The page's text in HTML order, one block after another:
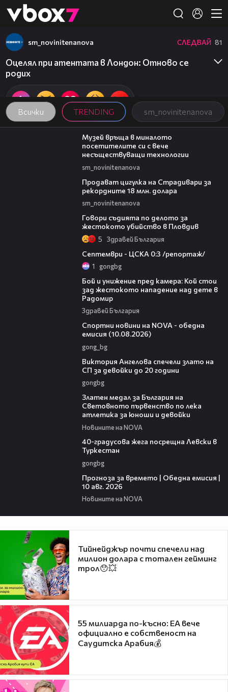
👾
Всички TRENDING sm_novinitenanova
sm_novinitenanova СЛЕДВАЙ 81
Оцелял при атентата в Лондон: Отново се
родих
01:15
Музей връща в миналото
посетителите си с вече
несъществуващи технологии
sm_novinitenanova
Продават цигулка на Страдивари за
рекордните 18 млн. долара
sm_novinitenanova
Говори съдията по делото за
жестокото убийство в Пловдив
5 Здравей България
Септември - ЦСКА 0:3 /репортаж/
1 gongbg
Бой и унижение пред камера: Кой стои
зад жестокото нападение над дете в
Радомир
Здравей България
Спортни новини на NOVA - обедна
емисия (10.08.2026)
gong_bg
Виктория Ангелова спечели злато на
СП за девойки до 20 години
gongbg
Златен медал за България на
Световното първенство по лека
атлетика за юноши и девойки
Новините на NOVA
40-градусова жега посрещна Левски в
Туркестан
gongbg
Прогноза за времето | Обедна емисия |
10 авг. 2026
Новините на NOVA
Тийнейджър почти спечели над
милион долара с тотален гейминг
трол😯💥
55 милиарда по-късно: EA вече
официално е собственост на
Саудитска Арабия💰